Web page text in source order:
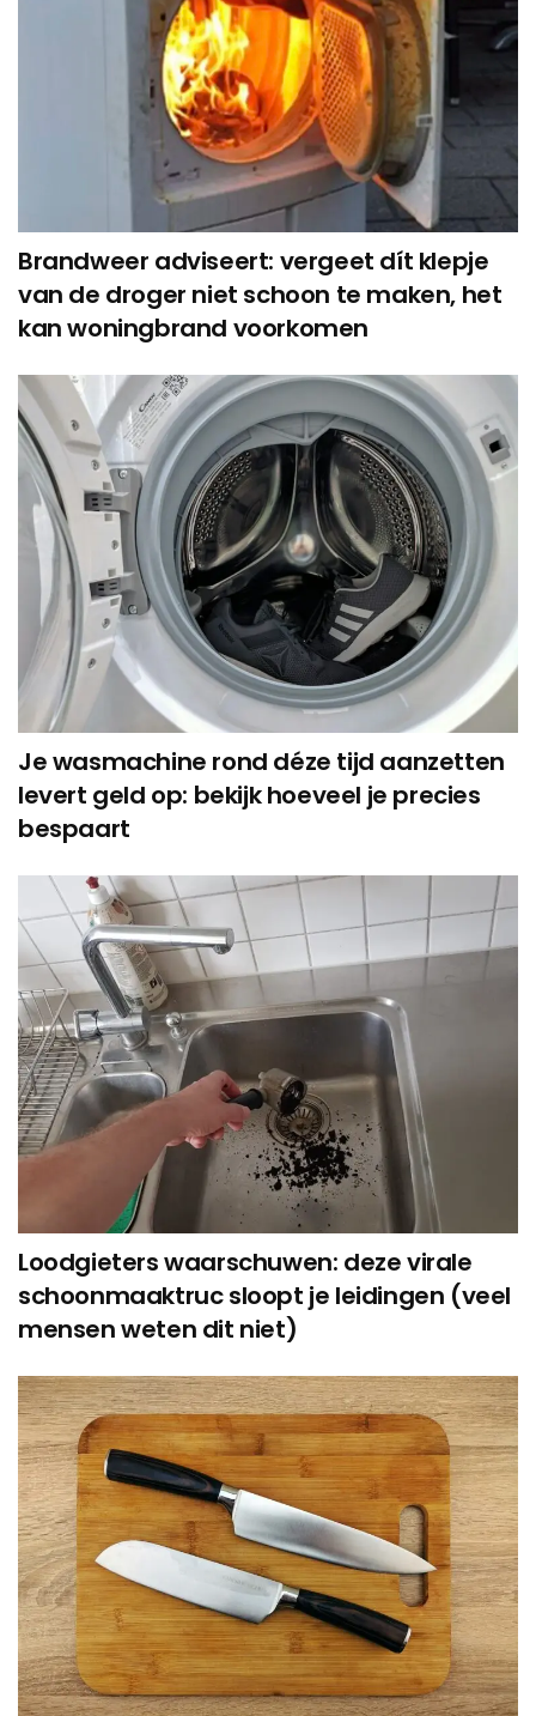
Brandweer adviseert: vergeet dít klepje
van de droger niet schoon te maken, het
kan woningbrand voorkomen
Je wasmachine rond déze tijd aanzetten
levert geld op: bekijk hoeveel je precies
bespaart
Loodgieters waarschuwen: deze virale
schoonmaaktruc sloopt je leidingen (veel
mensen weten dit niet)